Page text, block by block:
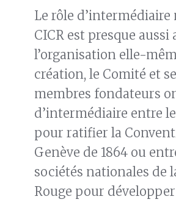
Le rôle d’intermédiaire
CICR est presque aussi
l’organisation elle-
création, le Comité et
membres fondateurs
d’intermédiaire entre
pour ratifier la
Genève de 1864 ou
sociétés nationales de
Rouge pour